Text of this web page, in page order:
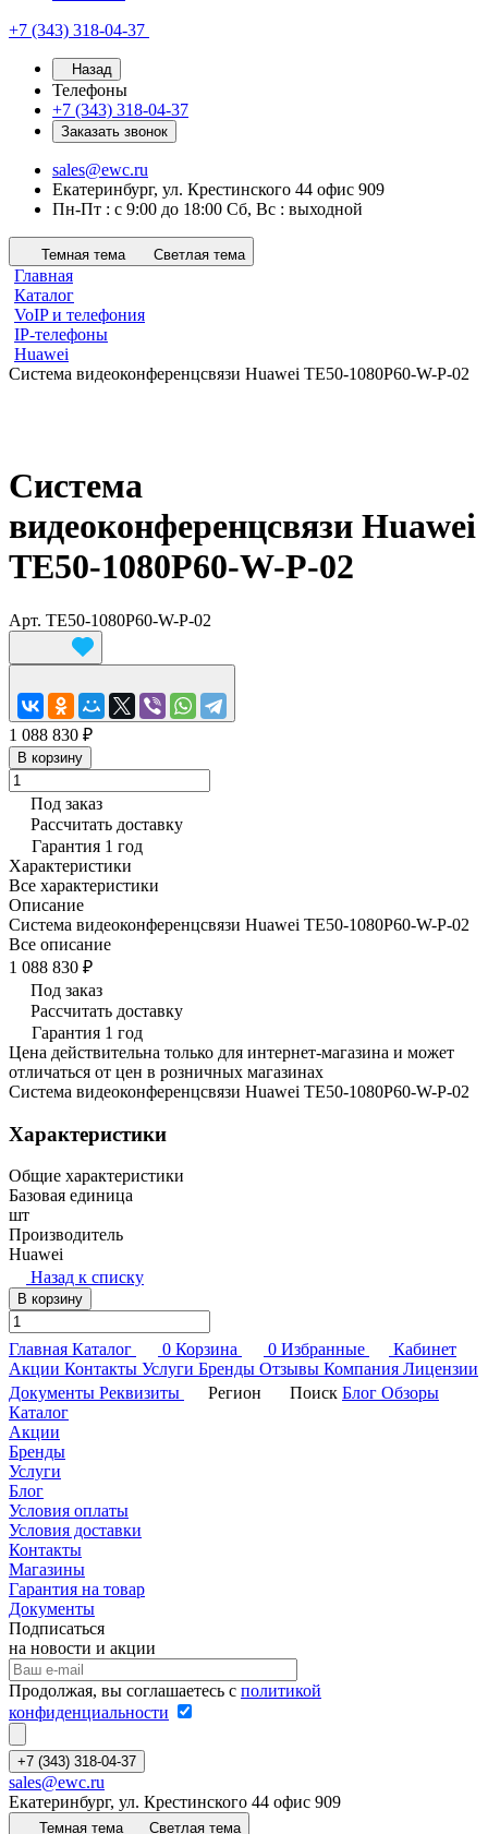
+7 (343) 318-04-37
Назад
Телефоны
+7 (343) 318-04-37
Заказать звонок
sales@ewc.ru
Екатеринбург, ул. Крестинского 44 офис 909
Пн-Пт : с 9:00 до 18:00 Сб, Вс : выходной
Темная тема Светлая тема
Главная
Каталог
VoIP и телефония
IP-телефоны
Huawei
Система видеоконференцсвязи Huawei TE50-1080P60-W-P-02
Система
видеоконференцсвязи Huawei
TE50-1080P60-W-P-02
Арт. TE50-1080P60-W-P-02
1 088 830 ₽
В корзину
Под заказ
Рассчитать доставку
Гарантия 1 год
Характеристики
Все характеристики
Описание
Система видеоконференцсвязи Huawei TE50-1080P60-W-P-02
Все описание
1 088 830 ₽
Под заказ
Рассчитать доставку
Гарантия 1 год
Цена действительна только для интернет-магазина и может
отличаться от цен в розничных магазинах
Система видеоконференцсвязи Huawei TE50-1080P60-W-P-02
Характеристики
Общие характеристики
Базовая единица
шт
Производитель
Huawei
Назад к списку
В корзину
Главная Каталог 0 Корзина 0 Избранные
Кабинет
Акции Контакты Услуги Бренды Отзывы Компания Лицензии
Документы Реквизиты Регион Поиск Блог Обзоры
Каталог
Акции
Бренды
Услуги
Блог
Условия оплаты
Условия доставки
Контакты
Магазины
Гарантия на товар
Документы
Подписаться
на новости и акции
Продолжая, вы соглашаетесь с политикой
конфиденциальности
+7 (343) 318-04-37
sales@ewc.ru
Екатеринбург, ул. Крестинского 44 офис 909
Темная тема Светлая тема